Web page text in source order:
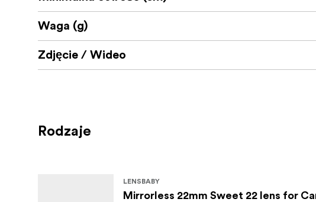
Waga (g)
Zdjęcie / Wideo
Rodzaje
LENSBABY
Mirrorless 22mm Sweet 22 lens for